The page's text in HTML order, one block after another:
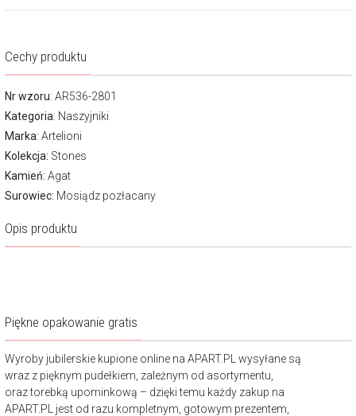
Cechy produktu
Nr wzoru: AR536-2801
Kategoria: Naszyjniki
Marka: Artelioni
Kolekcja: Stones
Kamień: Agat
Surowiec: Mosiądz pozłacany
Opis produktu
Piękne opakowanie gratis
Wyroby jubilerskie kupione online na APART.PL wysyłane są
wraz z pięknym pudełkiem, zależnym od asortymentu,
oraz torebką upominkową – dzięki temu każdy zakup na
APART.PL jest od razu kompletnym, gotowym prezentem,